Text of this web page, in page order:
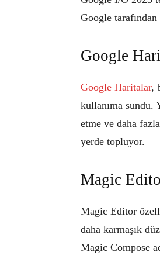
Google
Google
Google Haritalar,
kullanıma sundu.
etme ve daha
yerde topluyor.
Magic
Magic Editor
daha karmaşık
Magic Compose